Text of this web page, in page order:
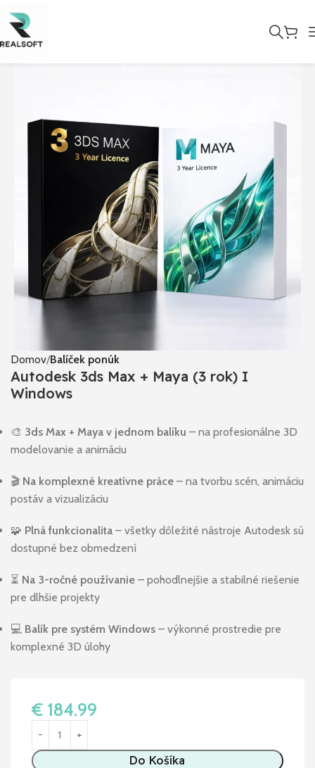
Domov Balíček ponúk
Autodesk 3ds Max + Maya (3 rok) I
Windows
🎨 3ds Max + Maya v jednom balíku – na profesionálne 3D
modelovanie a animáciu
🎬 Na komplexné kreatívne práce – na tvorbu scén, animáciu
postáv a vizualizáciu
🧩 Plná funkcionalita – všetky dôležité nástroje Autodesk sú
dostupné bez obmedzení
⏳ Na 3-ročné používanie – pohodlnejšie a stabilné riešenie
pre dlhšie projekty
💻 Balík pre systém Windows – výkonné prostredie pre
komplexné 3D úlohy
€ 184.99
Do Košíka